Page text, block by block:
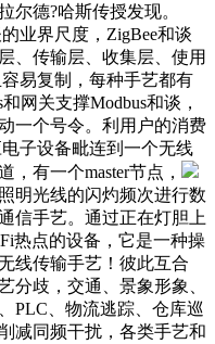
尔德?哈斯传授发现。
业界尺度，ZigBee和谈
、传输层、收集层、使用
易复制，每种手艺都有
网关支撑Modbus和谈，
一个号令。利用户的消费
子设备毗连到一个无线
有一个master节点，
明光线的闪灼频次进行数
信手艺。通过正在灯胆上
热点的设备，它是一种操
线传输手艺！彼此互合
分歧，交通、景象形象、
PLC、物流逃踪、仓库巡
减同频干扰，各类手艺和